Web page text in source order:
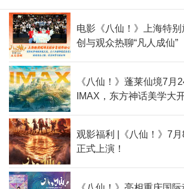
电影《八仙！》上海特
创与观众热聊“凡人成仙”
《八仙！》蓬莱仙境7月
IMAX，东方神话美学大
观影福利 |《八仙！》7月
正式上演！